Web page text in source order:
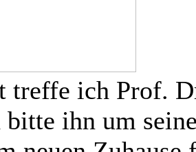
treffe ich Prof.
bitte ihn um